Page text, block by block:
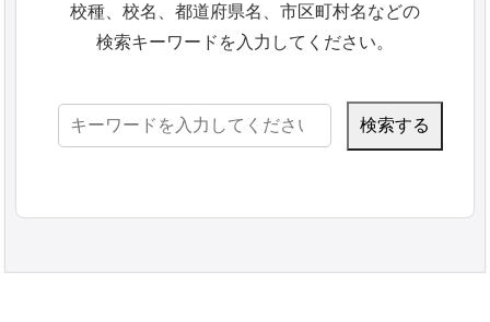
校種、校名、都道府県名、市区町村名などの
検索キーワードを入力してください。
検